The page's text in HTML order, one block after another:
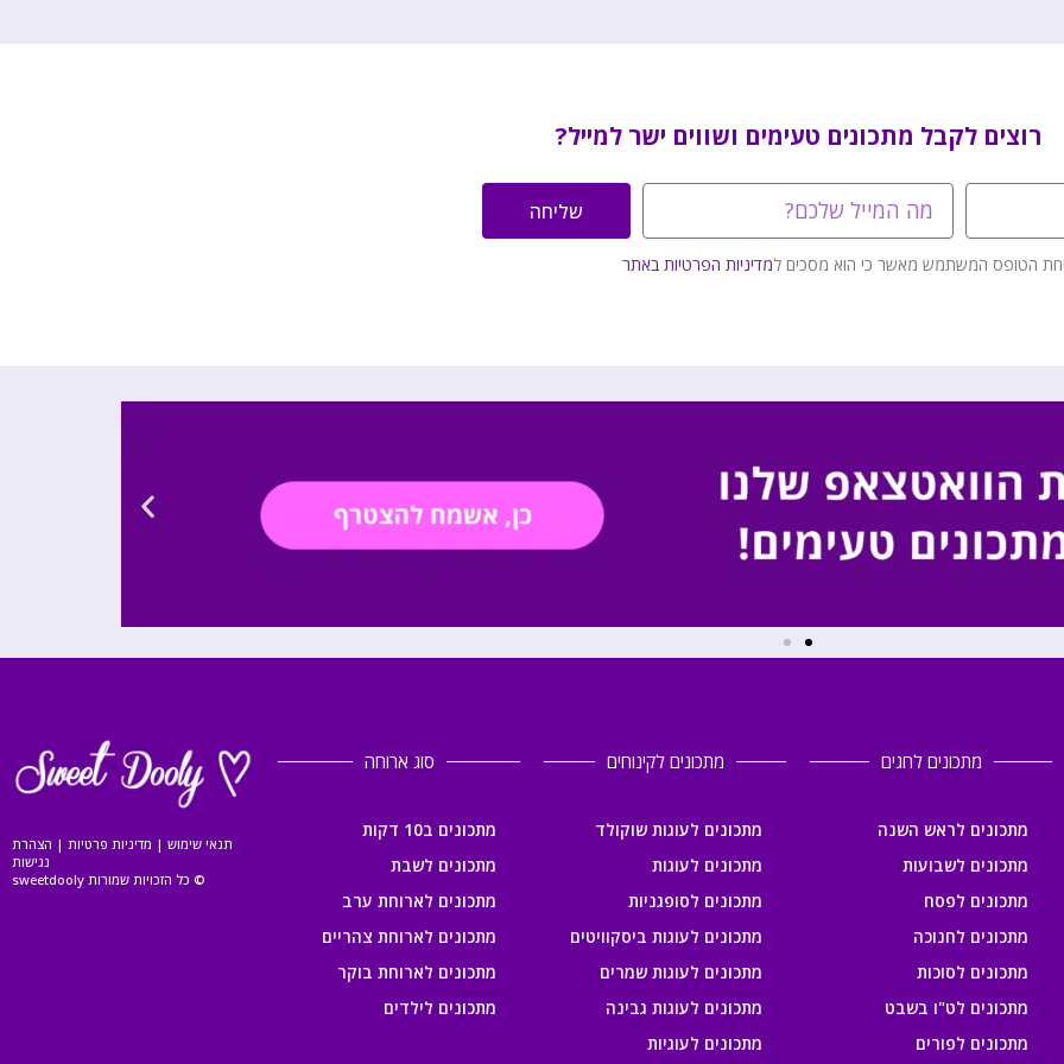
רוצים לקבל מתכונים טעימים ושווים ישר למייל?
הטופס המשתמש מאשר כי הוא מסכים למדיניות הפרטיות באתר
שליחה
מתכונים לחגים
מתכונים לראש השנה
מתכונים לשבועות
מתכונים לפסח
מתכונים לחנוכה
מתכונים לסוכות
מתכונים לט"ו בשבט
מתכונים לפורים
מתכונים לקינוחים
מתכונים לעוגות שוקולד
מתכונים לעוגות
מתכונים לסופגניות
מתכונים לעוגות ביסקוויטים
מתכונים לעוגות שמרים
מתכונים לעוגות גבינה
מתכונים לעוגיות
סוג ארוחה
מתכונים ב10 דקות
מתכונים לשבת
מתכונים לארוחת ערב
מתכונים לארוחת צהריים
מתכונים לארוחת בוקר
מתכונים לילדים
תנאי שימוש| מדיניות פרטיות| הצהרת
נגישות
© כל הזכויות שמורות sweetdooly